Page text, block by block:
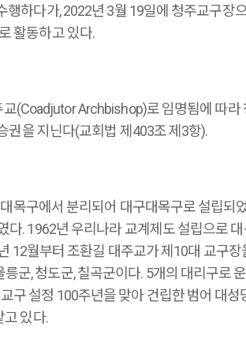
하다가, 2022년 3월 19일에 청주교구장
활동하고 있다.
(Coadjutor Archbishop)로 임명됨에 따
권을 지닌다(교회법 제403조 제3항).
목구에서 분리되어 대구대목구로 설립되
다. 1962년 우리나라 교계제도 설립으
12월부터 조환길 대주교가 제10대 교구
릉군, 청도군, 칠곡군이다. 5개의 대리구
구 설정 100주년을 맞아 건립한 범어 대
고 있다.